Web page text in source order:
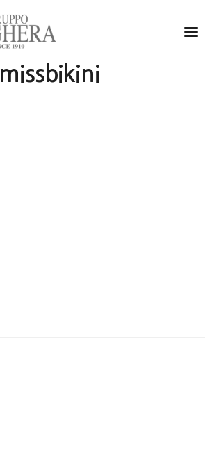
missbikini